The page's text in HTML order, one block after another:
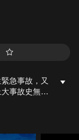
急事故，又
事故史無前
功救治每一
又將有何變